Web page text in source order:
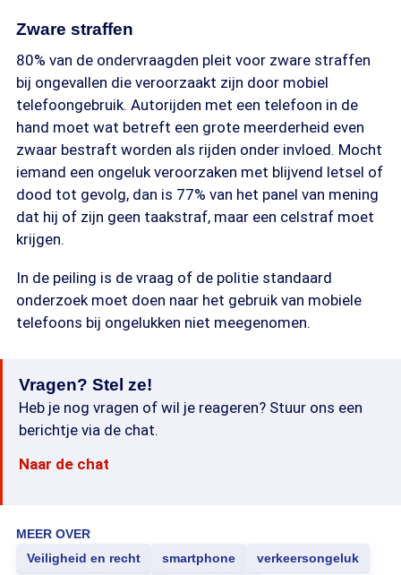
Zware straffen
80% van de ondervraagden pleit voor zware straffen
bij ongevallen die veroorzaakt zijn door mobiel
telefoongebruik. Autorijden met een telefoon in de
hand moet wat betreft een grote meerderheid even
zwaar bestraft worden als rijden onder invloed. Mocht
iemand een ongeluk veroorzaken met blijvend letsel of
dood tot gevolg, dan is 77% van het panel van mening
dat hij of zijn geen taakstraf, maar een celstraf moet
krijgen.
In de peiling is de vraag of de politie standaard
onderzoek moet doen naar het gebruik van mobiele
telefoons bij ongelukken niet meegenomen.
Vragen? Stel ze!
Heb je nog vragen of wil je reageren? Stuur ons een
berichtje via de chat.
Naar de chat
MEER OVER
Veiligheid en recht
smartphone verkeersongeluk